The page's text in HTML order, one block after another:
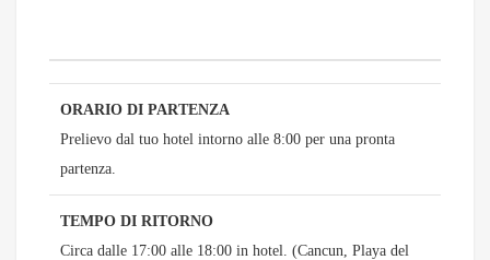
ORARIO DI PARTENZA
Prelievo dal tuo hotel intorno alle 8:00 per una pronta
partenza.
TEMPO DI RITORNO
Circa dalle 17:00 alle 18:00 in hotel. (Cancun, Playa del